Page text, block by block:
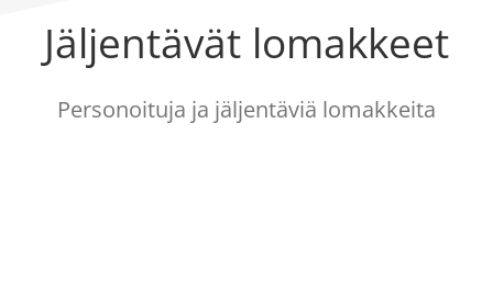
Jäljentävät lomakkeet
Personoituja ja jäljentäviä lomakkeita